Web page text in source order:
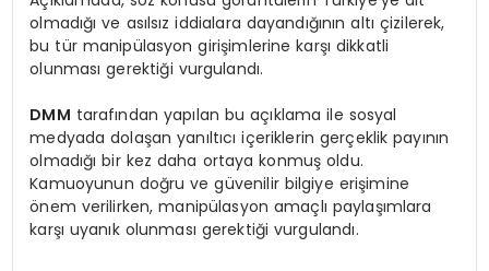
olmadığı ve asılsız iddialara dayandığının altı çizilerek,
bu tür manipülasyon girişimlerine karşı dikkatli
olunması gerektiği vurgulandı.
DMM tarafından yapılan bu açıklama ile sosyal
medyada dolaşan yanıltıcı içeriklerin gerçeklik payının
olmadığı bir kez daha ortaya konmuş oldu.
Kamuoyunun doğru ve güvenilir bilgiye erişimine
önem verilirken, manipülasyon amaçlı paylaşımlara
karşı uyanık olunması gerektiği vurgulandı.